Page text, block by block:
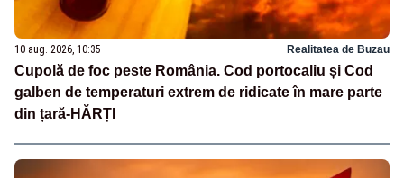
10 aug. 2026, 10:35 Realitatea de Buzau
Cupolă de foc peste România. Cod portocaliu și Cod
galben de temperaturi extrem de ridicate în mare parte
din țară-HĂRȚI